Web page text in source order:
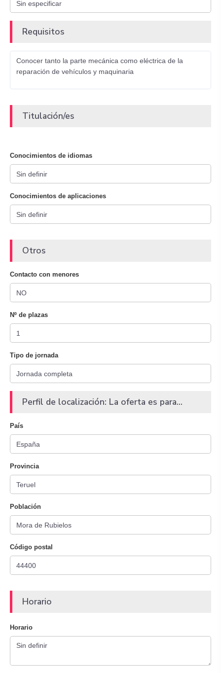
Requisitos
Conocer tanto la parte mecánica como eléctrica de la
reparación de vehículos y maquinaria
Titulación/es
Conocimientos de idiomas
Conocimientos de aplicaciones
Otros
Contacto con menores
Nº de plazas
Tipo de jornada
Perfil de localización: La oferta es para...
País
Provincia
Población
Código postal
Horario
Horario